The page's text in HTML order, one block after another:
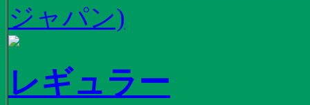
ジャパン)
レギュラー